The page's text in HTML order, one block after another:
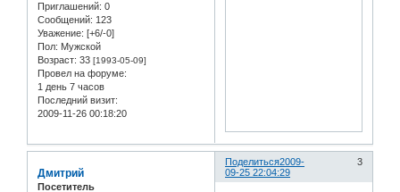
Приглашений: 0
Сообщений: 123
Уважение: [+6/-0]
Пол: Мужской
Возраст: 33 [1993-05-09]
Провел на форуме:
1 день 7 часов
Последний визит:
2009-11-26 00:18:20
Поделиться 3
2009-
09-25 22:04:29
Дмитрий
Посетитель